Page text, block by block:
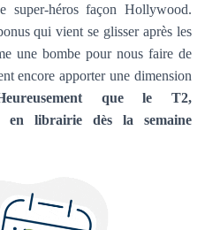
super-héros façon Hollywood.
qui vient se glisser après les
une bombe pour nous faire de
encore apporter une dimension
que le T2,
en librairie dès la semaine